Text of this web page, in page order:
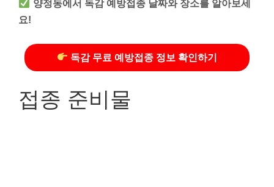
양정동에서 독감 예방접종 날짜와 장소를 알아보세
요!
독감 무료 예방접종 정보 확인하기
접종 준비물